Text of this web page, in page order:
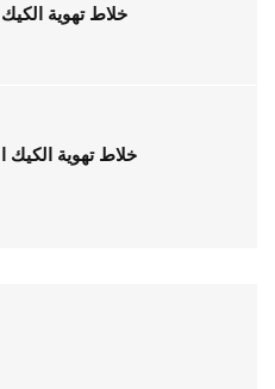
خلاط تهوية
خلاط تهوية الكيك